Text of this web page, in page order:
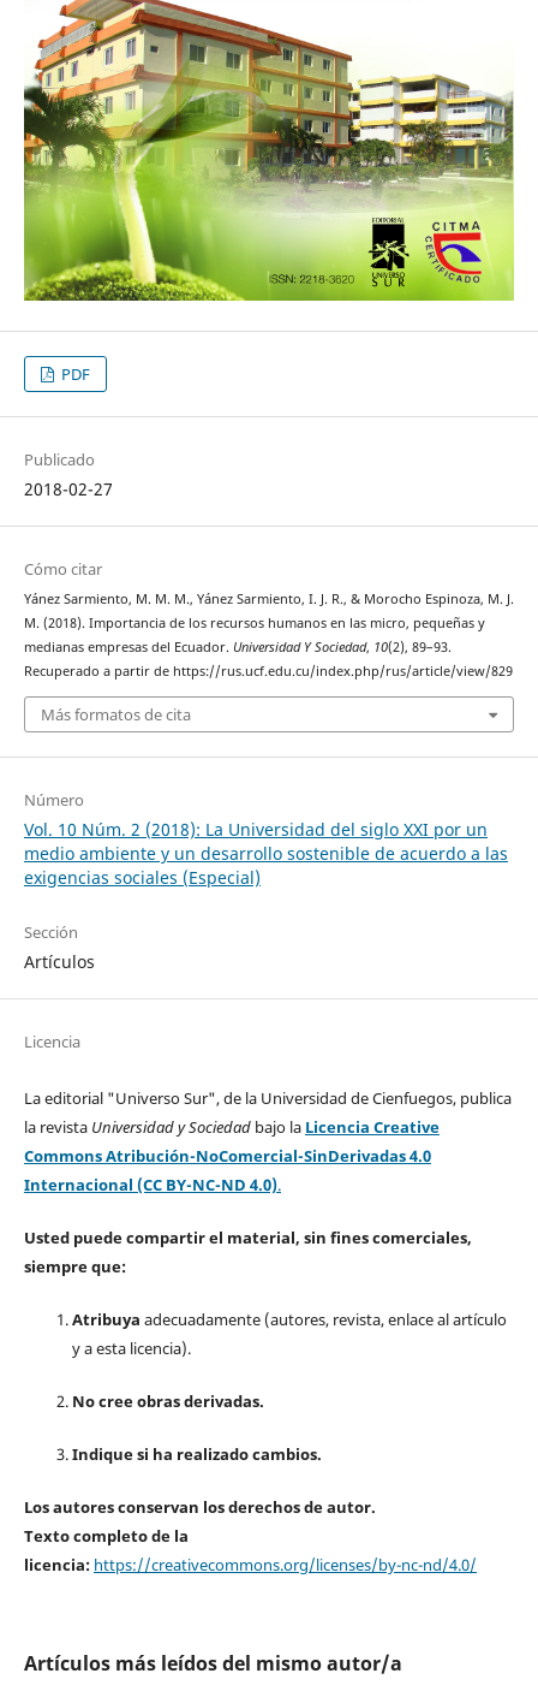
PDF
Publicado
2018-02-27
Cómo citar
Yánez Sarmiento, M. M. M., Yánez Sarmiento, I. J. R., & Morocho Espinoza, M. J.
M. (2018). Importancia de los recursos humanos en las micro, pequeñas y
medianas empresas del Ecuador. Universidad Y Sociedad, 10(2), 89–93.
Recuperado a partir de https://rus.ucf.edu.cu/index.php/rus/article/view/829
Más formatos de cita
Número
Vol. 10 Núm. 2 (2018): La Universidad del siglo XXI por un
medio ambiente y un desarrollo sostenible de acuerdo a las
exigencias sociales (Especial)
Sección
Artículos
Licencia
La editorial "Universo Sur", de la Universidad de Cienfuegos, publica
la revista Universidad y Sociedad bajo la Licencia Creative
Commons Atribución-NoComercial-SinDerivadas 4.0
Internacional (CC BY-NC-ND 4.0).
Usted puede compartir el material, sin fines comerciales,
siempre que:
Atribuya adecuadamente (autores, revista, enlace al artículo
y a esta licencia).
No cree obras derivadas.
Indique si ha realizado cambios.
Los autores conservan los derechos de autor.
Texto completo de la
licencia: https://creativecommons.org/licenses/by-nc-nd/4.0/
Artículos más leídos del mismo autor/a